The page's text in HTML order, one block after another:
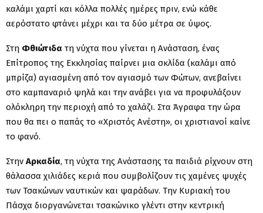
καλάμι χαρτί και κόλλα πολλές ημέρες πριν, ενώ κάθε
αερόστατο φτάνει μέχρι και τα δύο μέτρα σε ύψος.
Στη Φθιώτιδα τη νύχτα που γίνεται η Ανάσταση, ένας
Επίτροπος της Εκκλησίας παίρνει μια σκλίδα (καλάμι από
μπρίζα) αγιασμένη από τον αγιασμό των Φώτων, ανεβαίνει
στο καμπαναριό ψηλά και την ανάβει για να προφυλάξουν
ολόκληρη την περιοχή από το χαλάζι. Στα Άγραφα την ώρα
που θα πει ο παπάς το «Χριστός Ανέστη», οι χριστιανοί καίνε
το φανό.
Στην Αρκαδία, τη νύχτα της Ανάστασης τα παιδιά ρίχνουν στη
θάλασσα χιλιάδες κεριά που συμβολίζουν τις χαμένες ψυχές
των Τσακώνων ναυτικών και ψαράδων. Την Κυριακή του
Πάσχα διοργανώνεται τσακώνικο γλέντι στην κεντρική